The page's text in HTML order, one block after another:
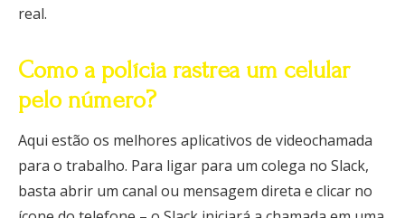
real.
Como a polícia rastrea um celular
pelo número?
Aqui estão os melhores aplicativos de videochamada
para o trabalho. Para ligar para um colega no Slack,
basta abrir um canal ou mensagem direta e clicar no